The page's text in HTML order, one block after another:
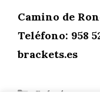
Camino de
Teléfono: 958
brackets.es